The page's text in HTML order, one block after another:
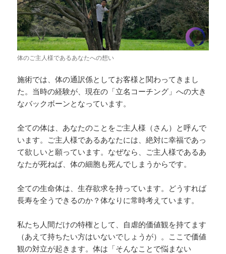
体のご主人様であるあなたへの想い
施術では、体の通訳係としてお客様と関わってきまし
た。当時の経験が、現在の「立名コーチング」への大き
なバックボーンとなっています。
全ての体は、あなたのことをご主人様（さん）と呼んで
います。ご主人様であるあなたには、絶対に幸福であっ
て欲しいと願っています。なぜなら、ご主人様であるあ
なたが死ねば、体の細胞も死んでしまうからです。
全ての生命体は、生存欲求を持っています。どうすれば
長寿を全うできるのか？体なりに常時考えています。
私たち人間だけの特権として、自虐的価値観を持てます
（あえて持ちたい方はいないでしょうが）。ここで価値
観の対立が起きます。体は「そんなことで悩まない